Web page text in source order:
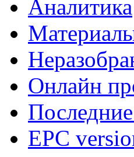
Аналитика
Онлайн
EPC